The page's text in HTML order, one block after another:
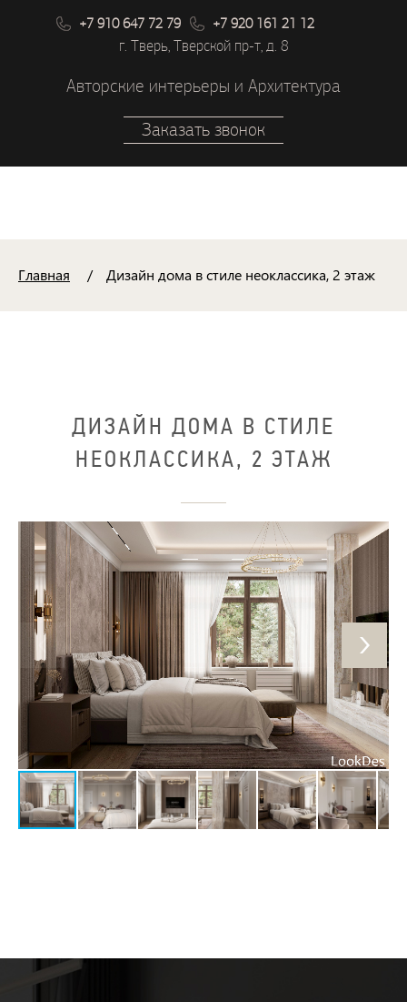
+7 910 647 72 79 +7 920 161 21 12
г. Тверь, Тверской пр-т, д. 8
Авторские интерьеры и Архитектура
Заказать звонок
Главная Дизайн дома в стиле неоклассика, 2 этаж
ДИЗАЙН ДОМА В СТИЛЕ
НЕОКЛАССИКА, 2 ЭТАЖ